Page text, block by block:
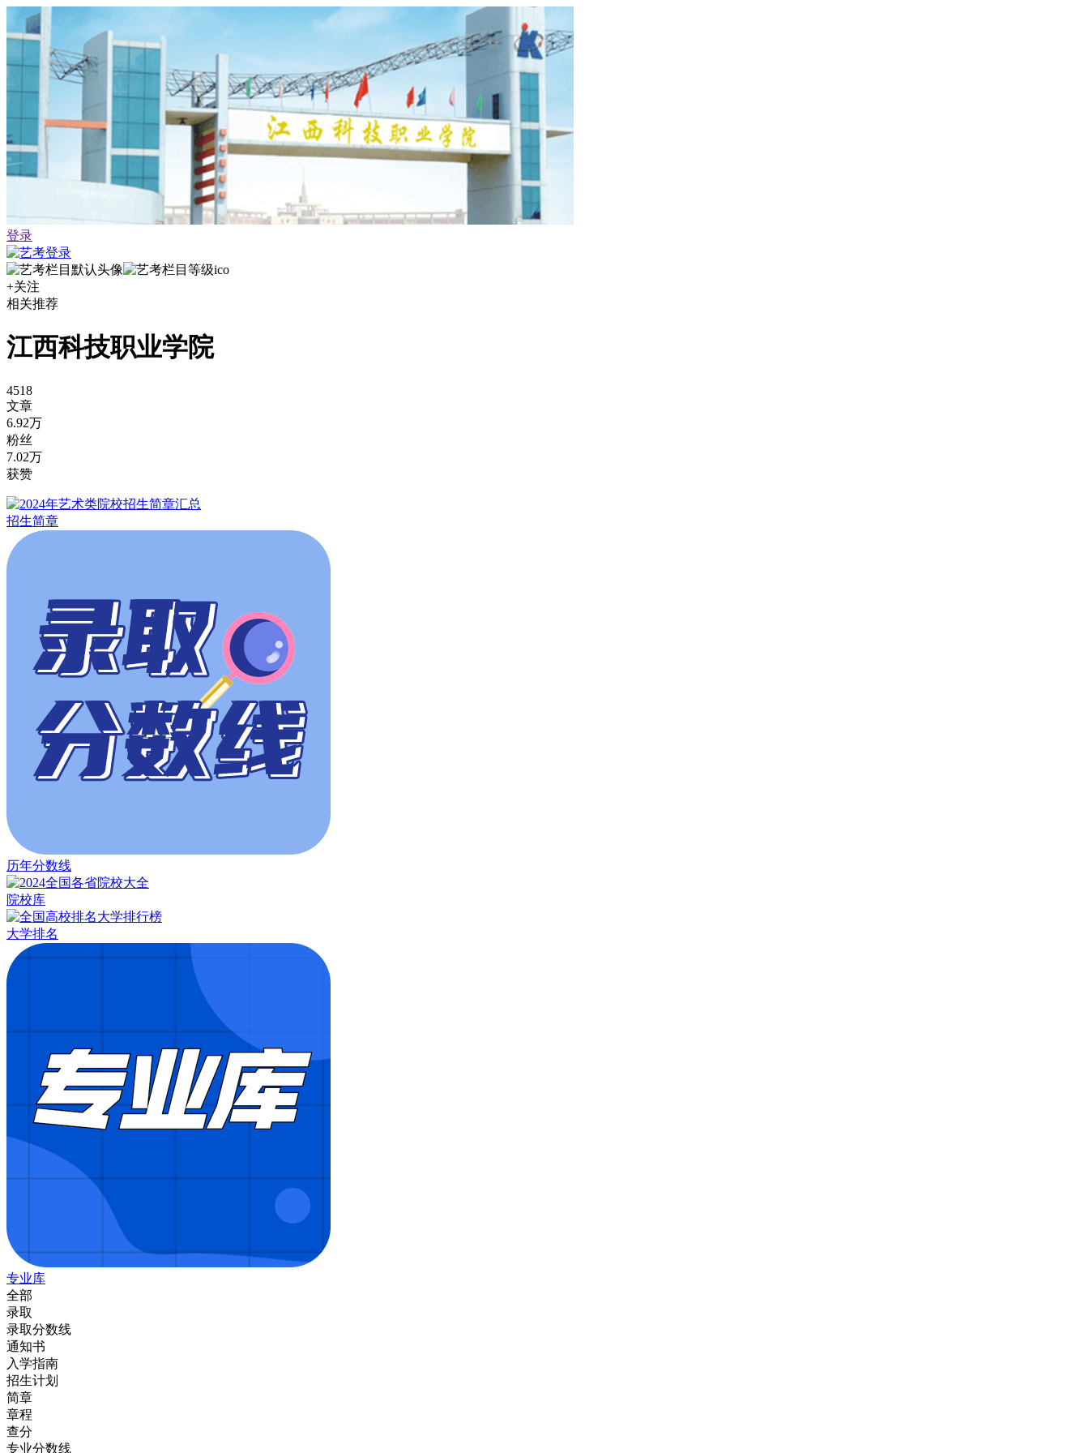
登录
+关注
相关推荐
江西科技职业学院
4518
文章
6.92万
粉丝
7.02万
获赞
招生简章
历年分数线
院校库
大学排名
专业库
全部
录取
录取分数线
通知书
入学指南
招生计划
简章
章程
查分
专业分数线